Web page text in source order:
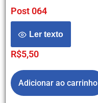
Post 064
Ler texto
R$5,50
Adicionar ao carrinho